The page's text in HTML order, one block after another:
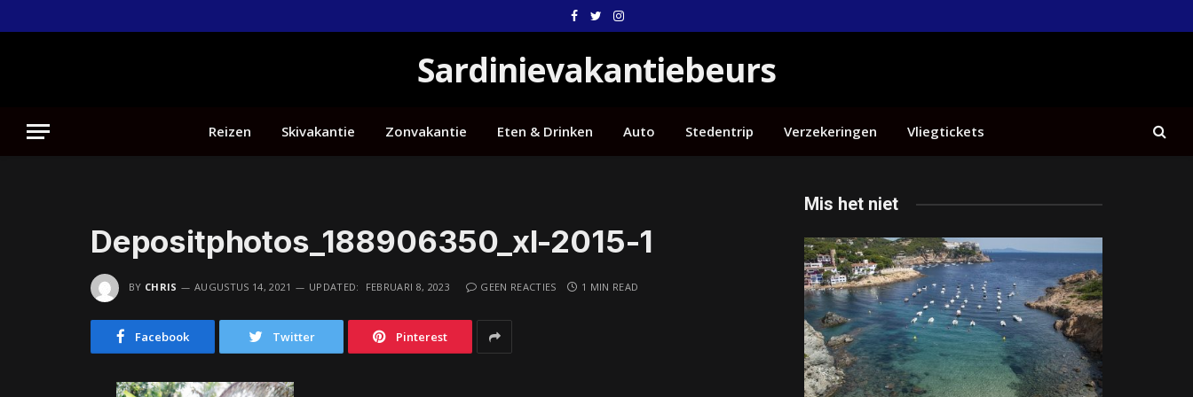
Facebook
TwitterInstagram
Sardinievakantiebeurs
Reizen Skivakantie Zonvakantie Eten & Drinken Auto Stedentrip Verzekeringen Vliegtickets
Depositphotos_188906350_xl-2015-1
BY CHRIS AUGUSTUS 14, 2021 UPDATED: FEBRUARI 8, 2023 GEEN REACTIES 1 MIN READ
Facebook Twitter Pinterest
Mis het niet